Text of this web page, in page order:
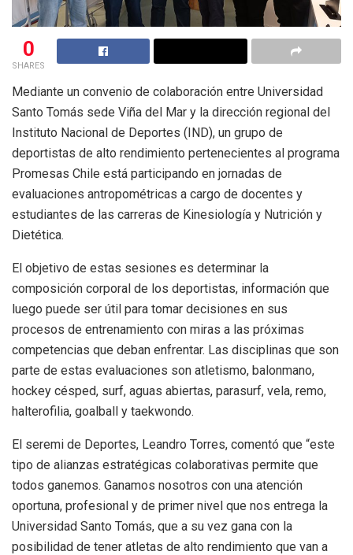
0
SHARES
Mediante un convenio de colaboración entre Universidad
Santo Tomás sede Viña del Mar y la dirección regional del
Instituto Nacional de Deportes (IND), un grupo de
deportistas de alto rendimiento pertenecientes al programa
Promesas Chile está participando en jornadas de
evaluaciones antropométricas a cargo de docentes y
estudiantes de las carreras de Kinesiología y Nutrición y
Dietética.
El objetivo de estas sesiones es determinar la
composición corporal de los deportistas, información que
luego puede ser útil para tomar decisiones en sus
procesos de entrenamiento con miras a las próximas
competencias que deban enfrentar. Las disciplinas que son
parte de estas evaluaciones son atletismo, balonmano,
hockey césped, surf, aguas abiertas, parasurf, vela, remo,
halterofilia, goalball y taekwondo.
El seremi de Deportes, Leandro Torres, comentó que “este
tipo de alianzas estratégicas colaborativas permite que
todos ganemos. Ganamos nosotros con una atención
oportuna, profesional y de primer nivel que nos entrega la
Universidad Santo Tomás, que a su vez gana con la
posibilidad de tener atletas de alto rendimiento que van a